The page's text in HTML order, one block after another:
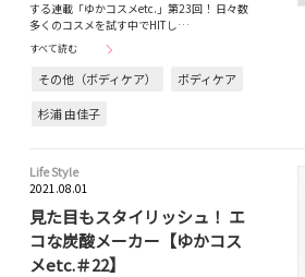
する連載「ゆかコスメetc.」第23回！ 日々数
多くのコスメを試す中でHITし…
すべて読む
その他（ボディケア）
ボディケア
杉浦 由佳子
Life Style
2021.08.01
見た目もスタイリッシュ！ エ
コな炭酸メーカー【ゆかコス
メetc.＃22】